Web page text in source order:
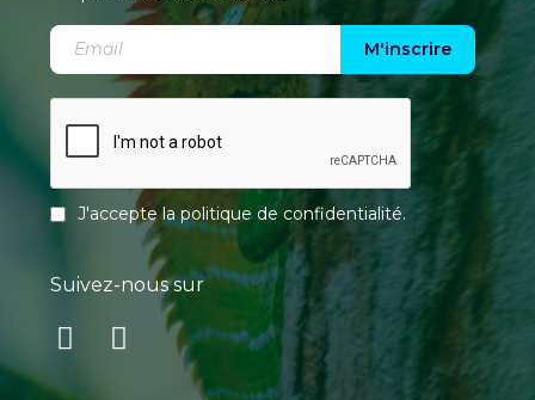
M'inscrire
J'accepte lapolitique de confidentialité.
Suivez-nous sur